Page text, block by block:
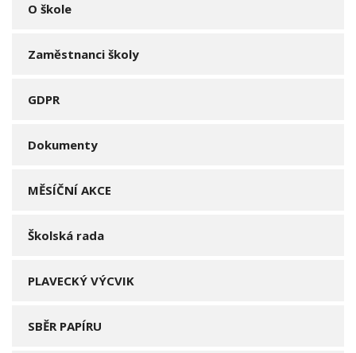
O škole
Zaměstnanci školy
GDPR
Dokumenty
MĚSÍČNÍ AKCE
Školská rada
PLAVECKÝ VÝCVIK
SBĚR PAPÍRU